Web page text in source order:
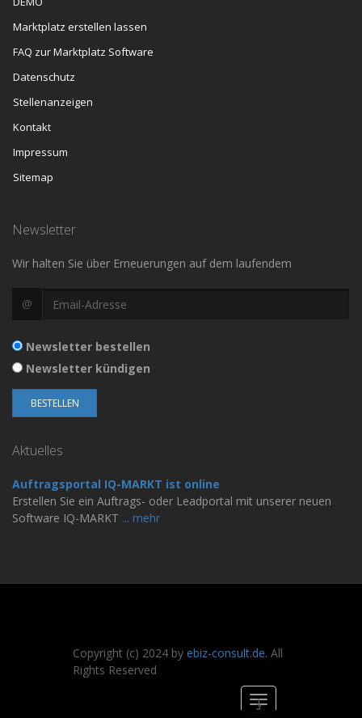
Marktplatz erstellen lassen
FAQ zur Marktplatz Software
Datenschutz
Stellenanzeigen
Kontakt
Impressum
Sitemap
Newsletter
Wir halten Sie über Erneuerungen auf dem laufendem
@
Newsletter bestellen
Newsletter kündigen
Aktuelles
Auftragsportal IQ-MARKT ist online
Erstellen Sie ein Auftrags- oder Leadportal mit unserer neuen
Software IQ-MARKT ... mehr
Copyright (c) 2024 by ebiz-consult.de. All
Rights Reserved
Toggle
1
2
3